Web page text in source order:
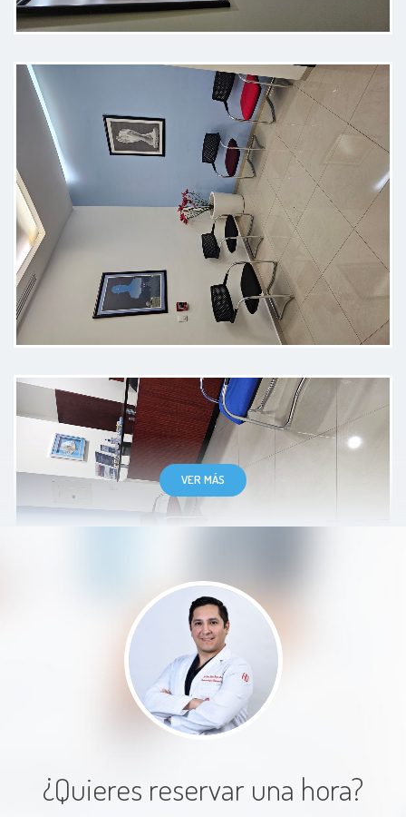
Me recomendaron al doctor y
confio en la persona que me lo
recomendo, es la primera consulta
por lo cual se requieren estudios
para poder que realice una
valoración. Mas adelante tendré
una opinión mas certada del
Paciente
tratamiento. Indagó sobre el
paciente y resolvió dudas. Buen
Paciente
VER MÁS
¿Quieres reservar una hora?